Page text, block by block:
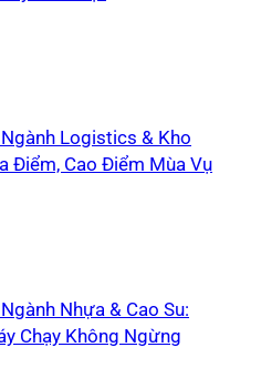
Logistics & Kho
Điểm, Cao Điểm Mùa Vụ
Nhựa & Cao Su:
Chạy Không Ngừng